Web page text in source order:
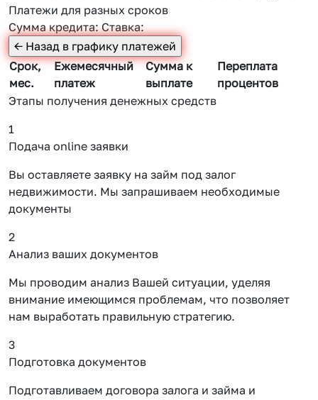
Платежи для разных сроков
Сумма кредита:Ставка:
Срок,
мес.
Ежемесячный
платеж
Сумма к
выплате
Переплата
процентов
Этапы получения денежных средств
1
Подача online заявки
Вы оставляете заявку на займ под залог
недвижимости. Мы запрашиваем необходимые
документы
2
Анализ ваших документов
Мы проводим анализ Вашей ситуации, уделяя
внимание имеющимся проблемам, что позволяет
нам выработать правильную стратегию.
3
Подготовка документов
Подготавливаем договора залога и займа и